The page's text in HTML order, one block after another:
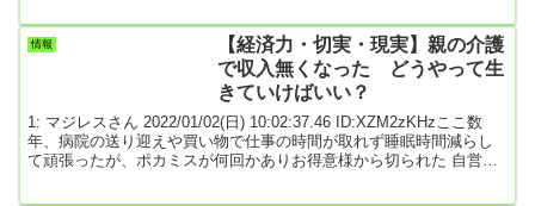
16:44:58.11 ID:Z3WqNlyj0年百万円くらいか、意外と少ないな4: 名無
しどんぶらこ ...
情報
【経済力・切実・現実】親の介護
で収入無くなった どうやって生
きていけばいい？
1: マジレスさん 2022/01/02(日) 10:02:37.46 ID:XZM2zKHzここ数
年、病院の送り迎えや買い物で仕事の時間が取れず睡眠時間減らし
て頑張ったが、ポカミスが何回かありお得意様から切られた 自営業